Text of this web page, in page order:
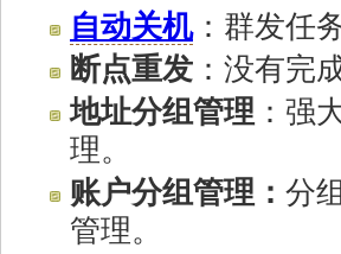
自动关机：群发任
断点重发 ：没有完
地址分组管理 ：强
理。
账户分组管理： 分
管理。